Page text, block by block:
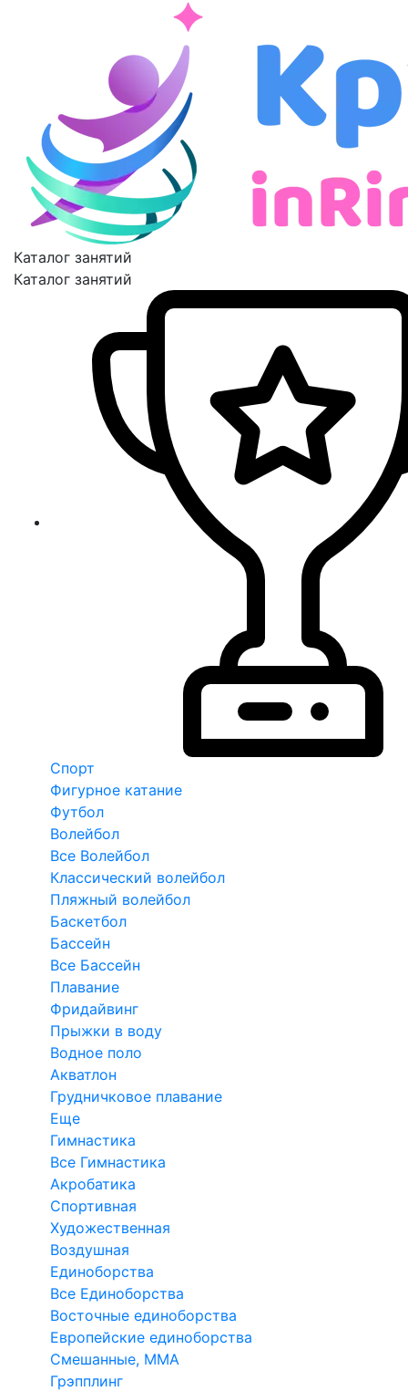
Каталог занятий
Каталог занятий
Спорт
Фигурное катание
Футбол
Волейбол
Все Волейбол
Классический волейбол
Пляжный волейбол
Баскетбол
Бассейн
Все Бассейн
Плавание
Фридайвинг
Прыжки в воду
Водное поло
Акватлон
Грудничковое плавание
Еще
Гимнастика
Все Гимнастика
Акробатика
Спортивная
Художественная
Воздушная
Единоборства
Все Единоборства
Восточные единоборства
Европейские единоборства
Смешанные, ММА
Грэпплинг